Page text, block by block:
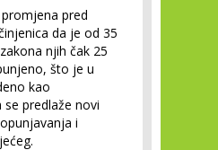
pred
da je od 35
njih čak 25
što je u
kao
predlaže novi
i